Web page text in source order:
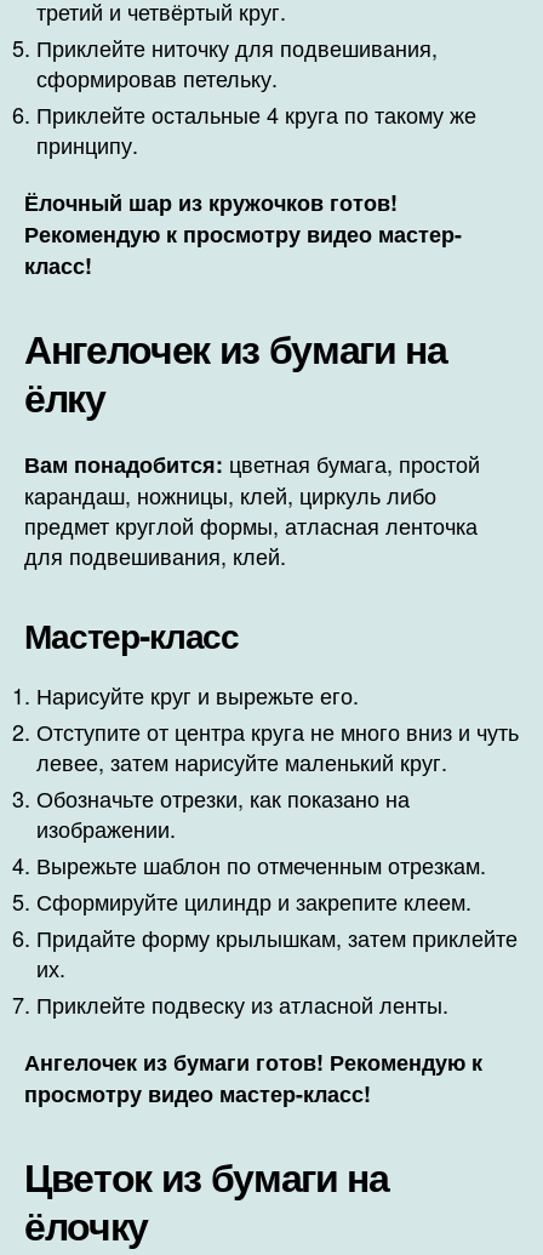
третий и четвёртый круг.
Приклейте ниточку для подвешивания,
сформировав петельку.
Приклейте остальные 4 круга по такому же
принципу.
Ёлочный шар из кружочков готов!
Рекомендую к просмотру видео мастер-
класс!
Ангелочек из бумаги на
ёлку
Вам понадобится: цветная бумага, простой
карандаш, ножницы, клей, циркуль либо
предмет круглой формы, атласная ленточка
для подвешивания, клей.
Мастер-класс
Нарисуйте круг и вырежьте его.
Отступите от центра круга не много вниз и чуть
левее, затем нарисуйте маленький круг.
Обозначьте отрезки, как показано на
изображении.
Вырежьте шаблон по отмеченным отрезкам.
Сформируйте цилиндр и закрепите клеем.
Придайте форму крылышкам, затем приклейте
их.
Приклейте подвеску из атласной ленты.
Ангелочек из бумаги готов! Рекомендую к
просмотру видео мастер-класс!
Цветок из бумаги на
ёлочку